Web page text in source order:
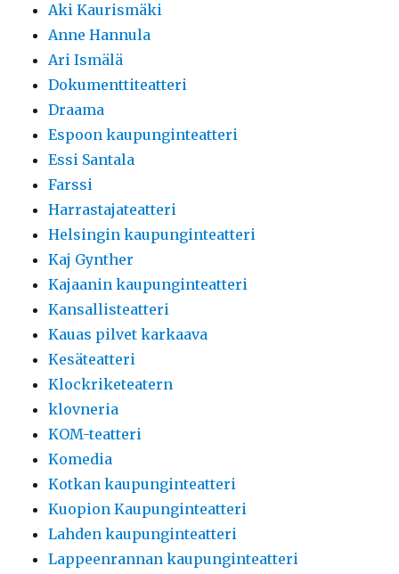
Aki Kaurismäki
Anne Hannula
Ari Ismälä
Dokumenttiteatteri
Draama
Espoon kaupunginteatteri
Essi Santala
Farssi
Harrastajateatteri
Helsingin kaupunginteatteri
Kaj Gynther
Kajaanin kaupunginteatteri
Kansallisteatteri
Kauas pilvet karkaava
Kesäteatteri
Klockriketeatern
klovneria
KOM-teatteri
Komedia
Kotkan kaupunginteatteri
Kuopion Kaupunginteatteri
Lahden kaupunginteatteri
Lappeenrannan kaupunginteatteri